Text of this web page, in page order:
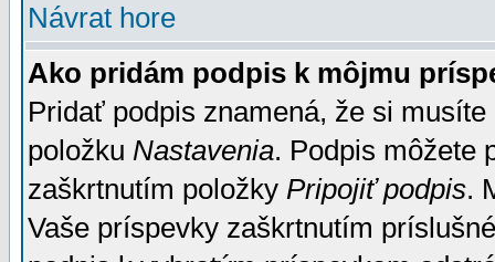
Návrat hore
Ako pridám podpis k môjmu
Pridať podpis znamená, že si
položku Nastavenia. Podpis môžete
zaškrtnutím položky Pripojiť podpis.
Vaše príspevky zaškrtnutím